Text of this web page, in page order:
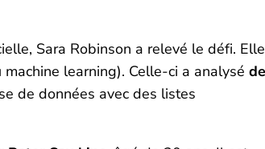
Sara Robinson a relevé le défi.
learning). Celle-ci a analysé
de données avec des listes